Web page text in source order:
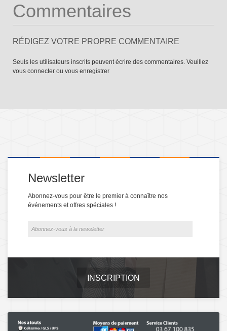
Commentaires
RÉDIGEZ VOTRE PROPRE COMMENTAIRE
Seuls les utilisateurs inscrits peuvent écrire des commentaires. Veuillez
vous connecter ou vous enregistrer
Newsletter
Abonnez-vous pour être le premier à connaître nos
événements et offres spéciales !
INSCRIPTION